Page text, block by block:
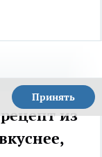
Принять
из